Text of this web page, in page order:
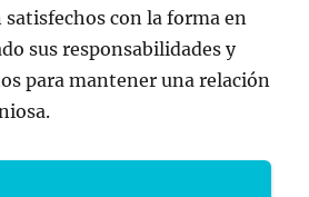
satisfechos con la forma en
sus responsabilidades y
para mantener una relación